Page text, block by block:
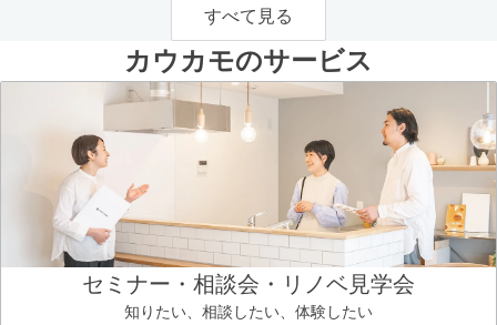
すべて見る
カウカモのサービス
セミナー・相談会・リノベ見学会
知りたい、相談したい、体験したい